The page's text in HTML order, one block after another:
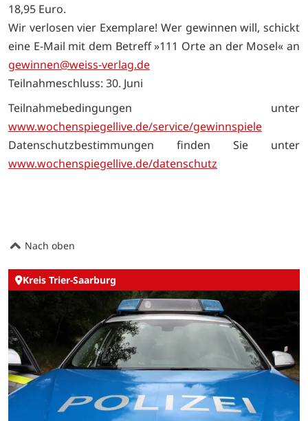
18,95 Euro.
Wir verlosen vier Exemplare! Wer gewinnen will, schickt
eine E-Mail mit dem Betreff »111 Orte an der Mosel« an
gewinnen@weiss-verlag.de
Teilnahmeschluss: 30. Juni
Teilnahmebedingungen unter
www.wochenspiegellive.de/service/gewinnspiele
Datenschutzbestimmungen finden Sie unter
www.wochenspiegellive.de/datenschutz
Nach oben
Kreis Trier-Saarburg